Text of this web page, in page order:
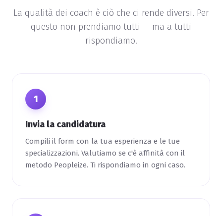
La qualità dei coach è ciò che ci rende diversi. Per
questo non prendiamo tutti — ma a tutti
rispondiamo.
1
Invia la candidatura
Compili il form con la tua esperienza e le tue
specializzazioni. Valutiamo se c'è affinità con il
metodo Peopleize. Ti rispondiamo in ogni caso.